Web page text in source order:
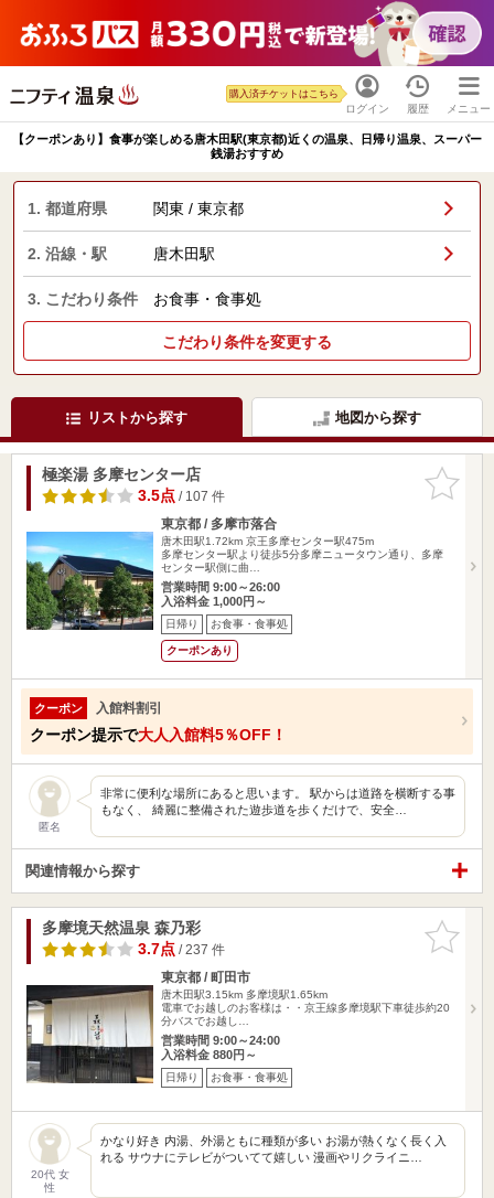
ログイン
購入済チケットはこちら
履歴 メニュー
【クーポンあり】食事が楽しめる唐木田駅(東京都)近くの温泉、日帰り温泉、スーパー
銭湯おすすめ
1. 都道府県 関東 / 東京都
2. 沿線・駅 唐木田駅
3. こだわり条件 お食事・食事処
こだわり条件を変更する
リストから探す 地図から探す
お気に入
りに追加
極楽湯 多摩センター店
3.5点/ 107 件
東京都 / 多摩市落合
唐木田駅1.72km 京王多摩センター駅475m
多摩センター駅より徒歩5分多摩ニュータウン通り、多摩
センター駅側に曲…
営業時間 9:00～26:00
入浴料金 1,000円～
日帰り お食事・食事処
クーポンあり
クーポン 入館料割引
クーポン提示で大人入館料5％OFF！
匿名
非常に便利な場所にあると思います。 駅からは道路を横断する事
もなく、 綺麗に整備された遊歩道を歩くだけで、安全…
関連情報から探す
お気に入
りに追加
多摩境天然温泉 森乃彩
3.7点/ 237 件
東京都 / 町田市
唐木田駅3.15km 多摩境駅1.65km
電車でお越しのお客様は・・京王線多摩境駅下車徒歩約20
分バスでお越し…
営業時間 9:00～24:00
入浴料金 880円～
日帰り お食事・食事処
20代 女
性
かなり好き 内湯、外湯ともに種類が多い お湯が熱くなく長く入
れる サウナにテレビがついてて嬉しい 漫画やリクライニ…